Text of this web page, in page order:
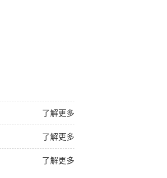
了解更多
了解更多
了解更多